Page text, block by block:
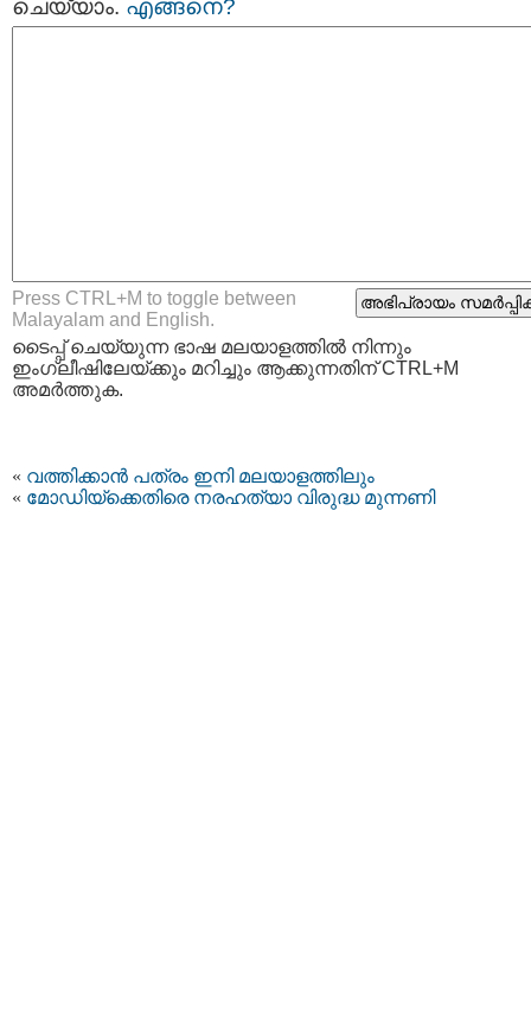
ചെയ്യാം. എങ്ങനെ?
Press CTRL+M to toggle between
Malayalam and English.
ടൈപ്പ്‌ ചെയ്യുന്ന ഭാഷ മലയാളത്തില്‍ നിന്നും
ഇംഗ്ലീഷിലേയ്ക്കും മറിച്ചും ആക്കുന്നതിന് CTRL+M
അമര്‍ത്തുക.
« വത്തിക്കാന്‍ പത്രം ഇനി മലയാളത്തിലും
« മോഡിയ്ക്കെതിരെ നരഹത്യാ വിരുദ്ധ മുന്നണി